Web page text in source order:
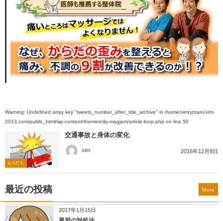
Warning: Undefined array key "tweets_number_after_title_archive" in /home/ximryotaro/xim-
2013.com/public_html/wp-content/themes/dp-magjam/article-loop.php on line 50
むち打ち
交通事故と身体の変化
xim 2016年12月8日
最近の投稿
2017年1月15日
More